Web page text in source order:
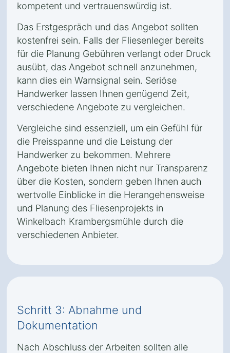
kompetent und vertrauenswürdig ist.
Das Erstgespräch und das Angebot sollten
kostenfrei sein. Falls der Fliesenleger bereits
für die Planung Gebühren verlangt oder Druck
ausübt, das Angebot schnell anzunehmen,
kann dies ein Warnsignal sein. Seriöse
Handwerker lassen Ihnen genügend Zeit,
verschiedene Angebote zu vergleichen.
Vergleiche sind essenziell, um ein Gefühl für
die Preisspanne und die Leistung der
Handwerker zu bekommen. Mehrere
Angebote bieten Ihnen nicht nur Transparenz
über die Kosten, sondern geben Ihnen auch
wertvolle Einblicke in die Herangehensweise
und Planung des Fliesenprojekts in
Winkelbach Krambergsmühle durch die
verschiedenen Anbieter.
Schritt 3: Abnahme und
Dokumentation
Nach Abschluss der Arbeiten sollten alle